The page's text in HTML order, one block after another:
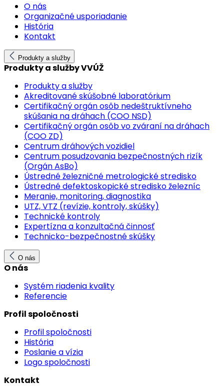
O nás
Organizačné usporiadanie
História
Kontakt
Produkty a služby
Produkty a služby VVÚŽ
Produkty a služby
Akreditované skúšobné laboratórium
Certifikačný orgán osôb nedeštruktívneho
skúšania na dráhach (COO NSD)
Certifikačný orgán osôb vo zváraní na dráhach
(COO ZD)
Centrum dráhových vozidiel
Centrum posudzovania bezpečnostných rizík
(Orgán AsBo)
Ústredné železničné metrologické stredisko
Ústredné defektoskopické stredisko železníc
Meranie, monitoring, diagnostika
UTZ, VTZ (revízie, kontroly, skúšky)
Technické kontroly
Expertízna a konzultačná činnosť
Technicko-bezpečnostné skúšky
O nás
O nás
Systém riadenia kvality
Referencie
Profil spoločnosti
Profil spoločnosti
História
Poslanie a vízia
Logo spoločnosti
Kontakt